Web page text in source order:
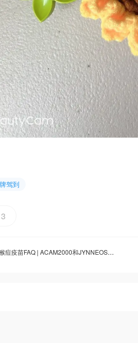
驾到
3
痘疫苗FAQ | ACAM2000和JYNNEOS疫苗有什么不同？哪里可以打猴痘疫苗？